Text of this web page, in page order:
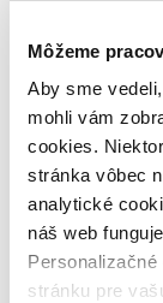
Môžeme
Aby sme
mohli vám
cookies.
stránka vôbec
analytické
náš web
stránku pre
dostupná
vypredaných)
Nové / čítané
nová (0
čítaná (0
čítaná -
čítaná -
opotrebovaná